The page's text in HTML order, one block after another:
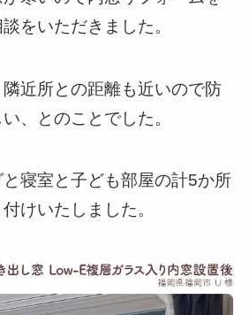
をいただきました。
近所との距離も近いので防
、とのことでした。
寝室と子ども部屋の計5か所
けいたしました。